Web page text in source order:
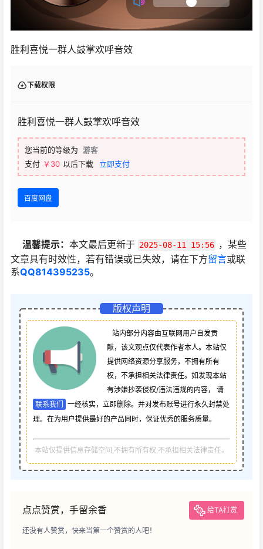
胜利喜悦一群人鼓掌欢呼音效
下载权限
胜利喜悦一群人鼓掌欢呼音效
您当前的等级为 游客
支付 ￥30 以后下载 立即支付
百度网盘
温馨提示： 本文最后更新于 2025-08-11 15:56 ，某些
文章具有时效性，若有错误或已失效，请在下方留言或联
系QQ814395235。
版权声明
站内部分内容由互联网用户自发贡
献，该文观点仅代表作者本人。本站仅
提供网络资源分享服务，不拥有所有
权，不承担相关法律责任。如发现本站
有涉嫌抄袭侵权/违法违规的内容， 请
联系我们
一经核实，立即删除。并对发布账号进行永久封禁处
理。在为用户提供最好的产品同时，保证优秀的服务质量。
本站仅提供信息存储空间,不拥有所有权,不承担相关法律责任。
点点赞赏，手留余香 给TA打赏
还没有人赞赏，快来当第一个赞赏的人吧！